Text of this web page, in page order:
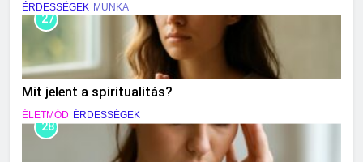
ÉRDESSÉGEK MUNKA
27
Mit jelent a spiritualitás?
ÉLETMÓD ÉRDESSÉGEK
28